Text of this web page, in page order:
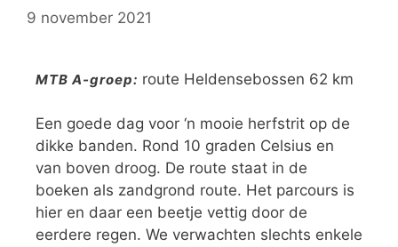
9 november 2021
MTB A-groep: route Heldensebossen 62 km
Een goede dag voor ‘n mooie herfstrit op de
dikke banden. Rond 10 graden Celsius en
van boven droog. De route staat in de
boeken als zandgrond route. Het parcours is
hier en daar een beetje vettig door de
eerdere regen. We verwachten slechts enkele